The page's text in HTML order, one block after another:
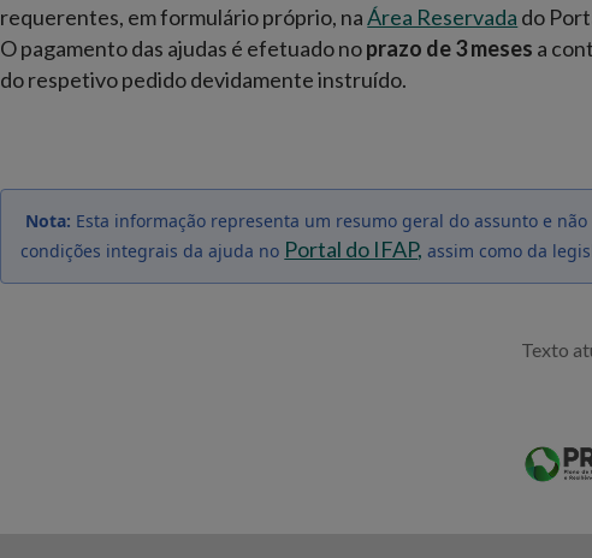
requerentes, em formulário próprio, naÁrea Reservada do
O pagamento das ajudas é efetuado noprazo de 3 meses a
do respetivo pedido devidamente instruído.
Nota: Esta informação representa um resumo geral do assunto e
condições integrais da ajuda no Portal do IFAP, assim como da
Texto